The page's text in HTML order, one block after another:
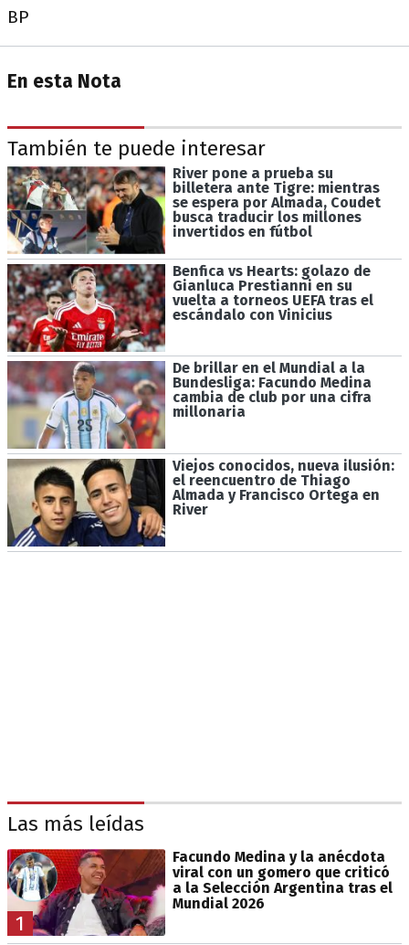
BP
En esta Nota
También te puede interesar
River pone a prueba su
billetera ante Tigre: mientras
se espera por Almada, Coudet
busca traducir los millones
invertidos en fútbol
Benfica vs Hearts: golazo de
Gianluca Prestianni en su
vuelta a torneos UEFA tras el
escándalo con Vinicius
De brillar en el Mundial a la
Bundesliga: Facundo Medina
cambia de club por una cifra
millonaria
Viejos conocidos, nueva ilusión:
el reencuentro de Thiago
Almada y Francisco Ortega en
River
Las más leídas
1
Facundo Medina y la anécdota
viral con un gomero que criticó
a la Selección Argentina tras el
Mundial 2026